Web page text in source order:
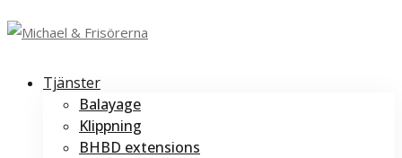
Tjänster
Balayage
Klippning
BHBD extensions